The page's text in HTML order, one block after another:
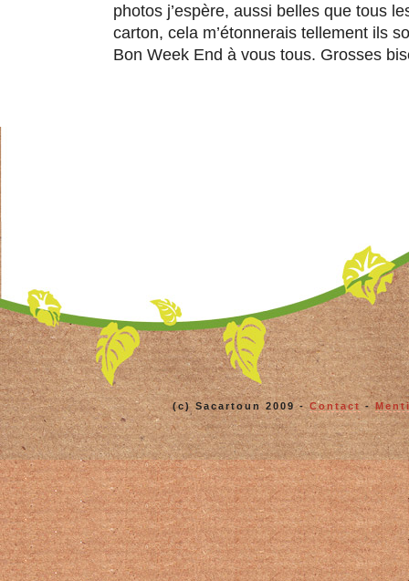
photos j’espère, aussi belles que tous
carton, cela m’étonnerais tellement ils
Bon Week End à vous tous. Grosses
(c) Sacartoun 2009 -Contact -